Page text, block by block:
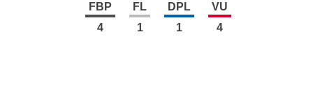
FBP
4
FL
1
DPL
1
VU
4